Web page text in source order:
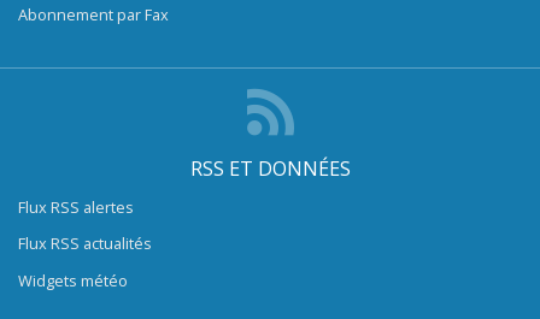
Abonnement par Fax
RSS ET DONNÉES
Flux RSS alertes
Flux RSS actualités
Widgets météo